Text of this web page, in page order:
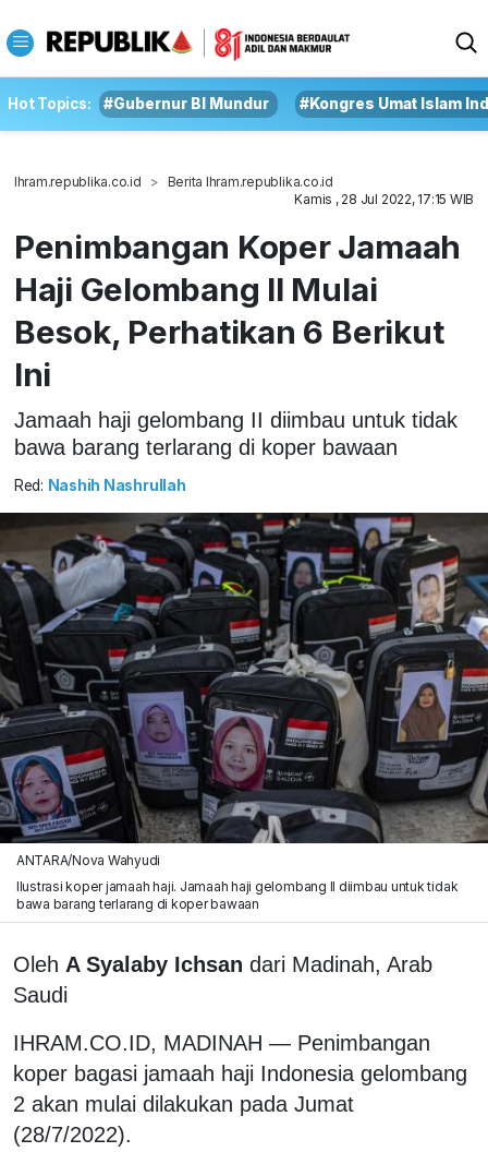
Hot Topics: #Gubernur BI Mundur #Kongres Umat Islam
Ihram.republika.co.id
Berita Ihram.republika.co.id
Kamis , 28 Jul 2022, 17:15 WIB
Penimbangan Koper Jamaah
Haji Gelombang II Mulai
Besok, Perhatikan 6 Berikut
Ini
Jamaah haji gelombang II diimbau untuk tidak
bawa barang terlarang di koper bawaan
Red: Nashih Nashrullah
ANTARA/Nova Wahyudi
Ilustrasi koper jamaah haji. Jamaah haji gelombang II diimbau untuk tidak
bawa barang terlarang di koper bawaan
Oleh A Syalaby Ichsan dari Madinah, Arab
Saudi
IHRAM.CO.ID, MADINAH — Penimbangan
koper bagasi jamaah haji Indonesia gelombang
2 akan mulai dilakukan pada Jumat
(28/7/2022).